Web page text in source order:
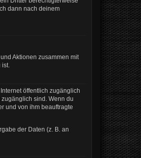
dann nach deinem
Aktionen zusammen mit
öffentlich zugänglich
sind. Wenn du
und von ihm beauftragte
der Daten (z. B. an